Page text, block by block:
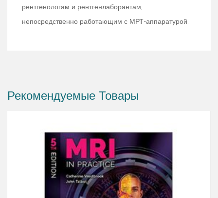
рентгенологам и рентгенлаборантам,
непосредственно работающим с МРТ-аппаратурой.
Рекомендуемые Товары